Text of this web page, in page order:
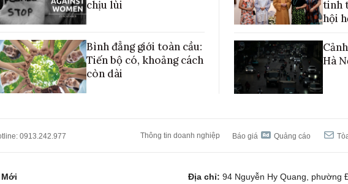
chịu lùi
Bình đẳng giới toàn cầu:
Tiến bộ có, khoảng cách
còn dài
tinh
hội
Hà
0913.242.977 Thông tin doanh nghiệp Báo giá Quảng cáo
Địa chỉ: 94 Nguyễn Hy Quang, phường